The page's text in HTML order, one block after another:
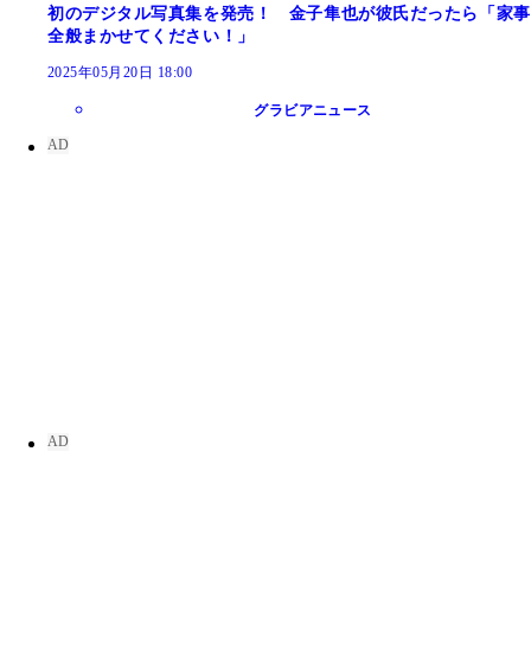
初のデジタル写真集を発売！ 金子隼也が彼氏だったら「家事
全般まかせてください！」
2025年05月20日 18:00
グラビアニュース